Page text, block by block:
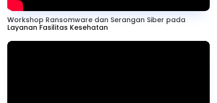
Workshop Ransomware dan Serangan Siber pada
Layanan Fasilitas Kesehatan